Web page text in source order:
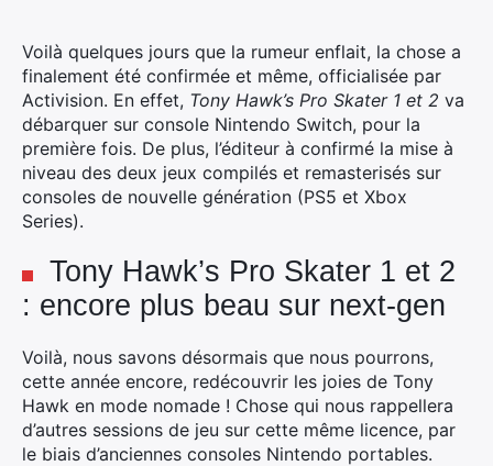
Voilà quelques jours que la rumeur enflait, la chose a
finalement été confirmée et même, officialisée par
Activision. En effet, Tony Hawk’s Pro Skater 1 et 2 va
débarquer sur console Nintendo Switch, pour la
première fois. De plus, l’éditeur à confirmé la mise à
niveau des deux jeux compilés et remasterisés sur
consoles de nouvelle génération (PS5 et Xbox
Series).
Tony Hawk’s Pro Skater 1 et 2
: encore plus beau sur next-gen
Voilà, nous savons désormais que nous pourrons,
cette année encore, redécouvrir les joies de Tony
Hawk en mode nomade ! Chose qui nous rappellera
d’autres sessions de jeu sur cette même licence, par
le biais d’anciennes consoles Nintendo portables.